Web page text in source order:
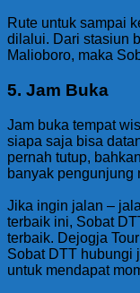
Rute untuk sampai
dilalui. Dari stasiun
Malioboro, maka
5. Jam Buka
Jam buka tempat
siapa saja bisa
pernah tutup,
banyak pengunjung
Jika ingin jalan –
terbaik ini, Sobat
terbaik. Dejogja
Sobat DTT hubungi
untuk mendapat